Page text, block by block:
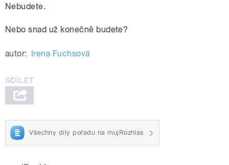
Nebudete.
Nebo snad už konečně budete?
autor: Irena Fuchsová
Všechny díly pořadu na mujRozhlas